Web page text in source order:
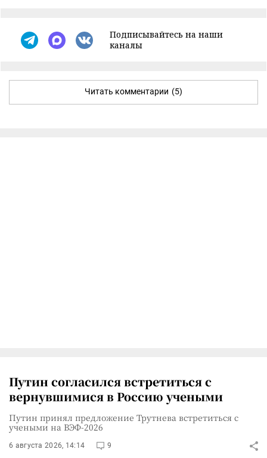
Подписывайтесь на наши
каналы
Читать комментарии (5)
Путин согласился встретиться с
вернувшимися в Россию учеными
Путин принял предложение Трутнева встретиться с
учеными на ВЭФ-2026
6 августа 2026, 14:14 9